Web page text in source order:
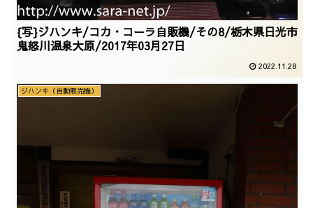
{写}ジハンキ/コカ・コーラ自販機/その8/栃木県日光市
鬼怒川温泉大原/2017年03月27日
2022.11.28
ジハンキ（自動販売機）